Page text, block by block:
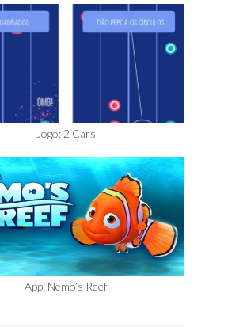
Jogo: 2 Cars
App: Nemo’s Reef